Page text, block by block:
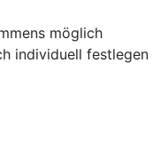
möglich
individuell festlegen